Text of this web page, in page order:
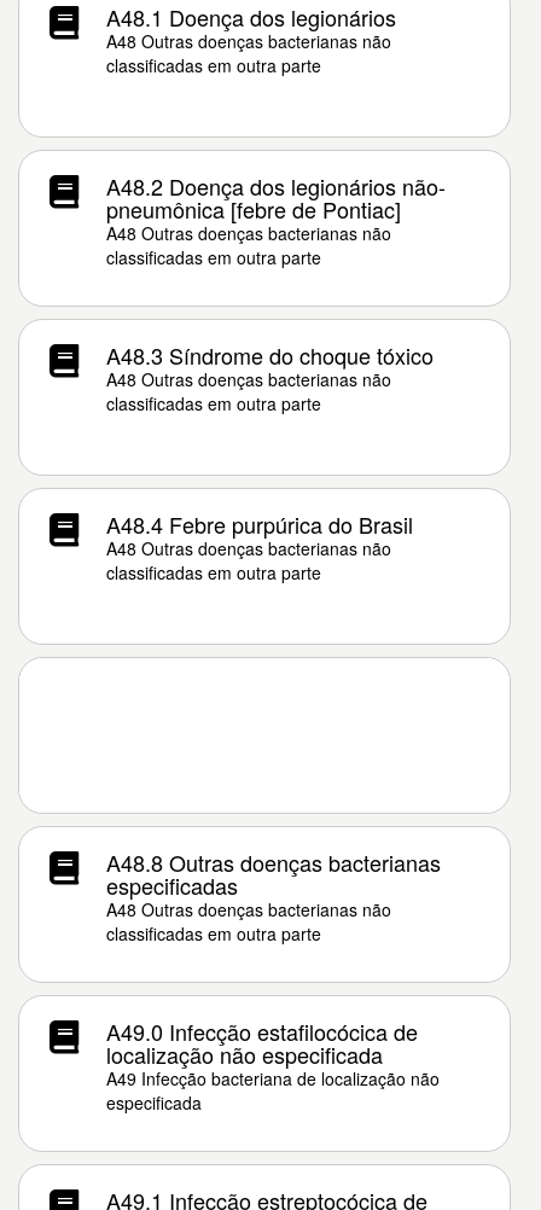
A48.1 Doença dos legionários
A48 Outras doenças bacterianas não
classificadas em outra parte
A48.2 Doença dos legionários não-
pneumônica [febre de Pontiac]
A48 Outras doenças bacterianas não
classificadas em outra parte
A48.3 Síndrome do choque tóxico
A48 Outras doenças bacterianas não
classificadas em outra parte
A48.4 Febre purpúrica do Brasil
A48 Outras doenças bacterianas não
classificadas em outra parte
A48.8 Outras doenças bacterianas
especificadas
A48 Outras doenças bacterianas não
classificadas em outra parte
A49.0 Infecção estafilocócica de
localização não especificada
A49 Infecção bacteriana de localização não
especificada
A49.1 Infecção estreptocócica de